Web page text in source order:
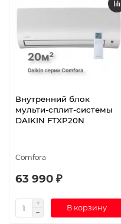
Внутренний блок
мульти-сплит-системы
DAIKIN FTXP20N
Comfora
63 990 ₽
В корзину